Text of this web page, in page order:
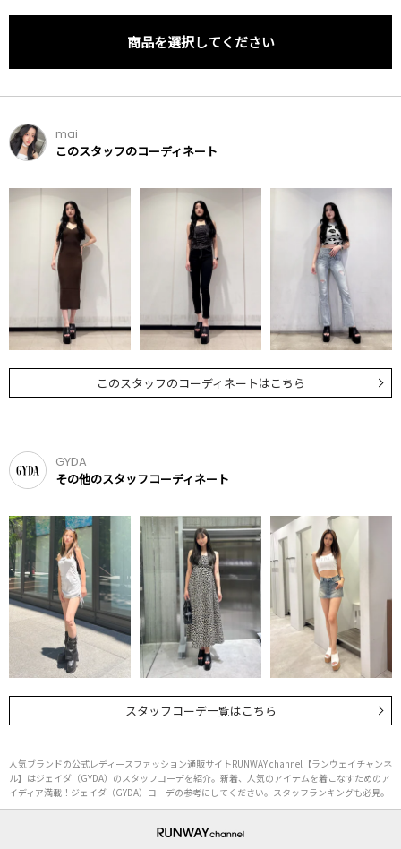
商品を選択してください
mai
このスタッフのコーディネート
このスタッフのコーディネートはこちら
GYDA
その他のスタッフコーディネート
スタッフコーデ一覧はこちら
人気ブランドの公式レディースファッション通販サイトRUNWAY channel【ランウェイチャンネ
ル】はジェイダ（GYDA）のスタッフコーデを紹介。新着、人気のアイテムを着こなすためのア
イディア満載！ジェイダ（GYDA）コーデの参考にしてください。スタッフランキングも必見。